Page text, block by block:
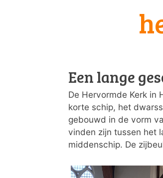
Een lange
De Hervormde Kerk in
korte schip, het
gebouwd in de vorm
vinden zijn tussen het
middenschip. De